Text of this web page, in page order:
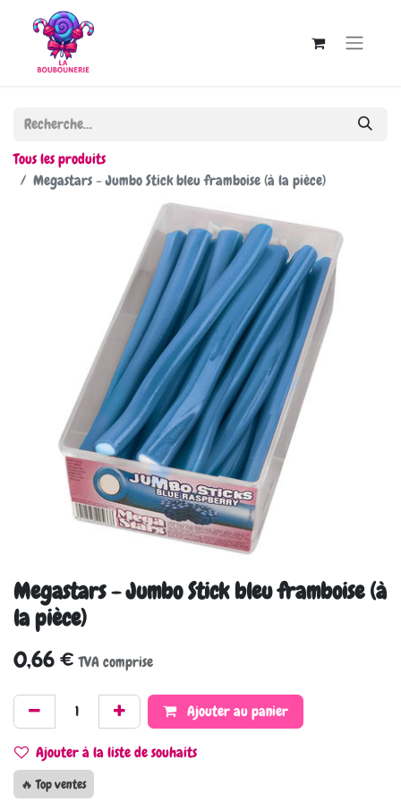
Tous les produits
Megastars - Jumbo Stick bleu framboise (à la pièce)
Megastars - Jumbo Stick bleu framboise (à
la pièce)
0,66€ TVA comprise
Ajouter au panier
Ajouter à la liste de souhaits
🔥 Top ventes